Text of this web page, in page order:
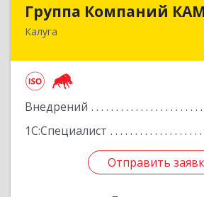
Группа Компаний
Калуга
Внедрений
1С:Специалист
Отправить
248023, Калужская обл,
Отправить